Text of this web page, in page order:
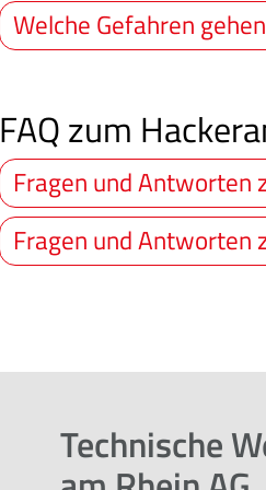
Welche Gefahren
FAQ zum
Fragen und Antworten
Fragen und Antworten
Technische